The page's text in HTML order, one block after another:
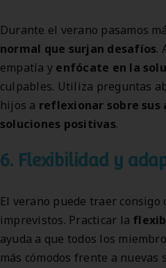
Durante el verano pasamos
normal que surjan desafíos.
empatía y enfócate en la
culpables. Utiliza preguntas
hijos a reflexionar sobre sus
soluciones positivas.
6. Flexibilidad y
El verano puede traer
imprevistos. Practicar la
ayuda a que todos los
más cómodos frente a nuevas